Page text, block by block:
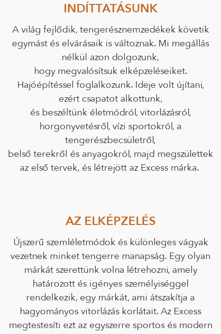
INDÍTTATÁSUNK
A világ fejlődik, tengerésznemzedékek követik
egymást és elvárásaik is változnak. Mi megállás
nélkül azon dolgozunk,
hogy megvalósítsuk elképzeléseiket.
Hajóépítéssel foglalkozunk. Ideje volt újítani,
ezért csapatot alkottunk,
és beszéltünk életmódról, vitorlázásról,
horgonyvetésről, vízi sportokról, a
tengerészbecsületről,
belső terekről és anyagokról, majd megszülettek
az első tervek, és létrejött az Excess márka.
AZ ELKÉPZELÉS
Újszerű szemléletmódok és különleges vágyak
vezetnek minket tengerre manapság. Egy olyan
márkát szerettünk volna létrehozni, amely
határozott és igényes személyiséggel
rendelkezik, egy márkát, ami átszakítja a
hagyományos vitorlázás korlátait. Az Excess
megtestesíti ezt az egyszerre sportos és modern